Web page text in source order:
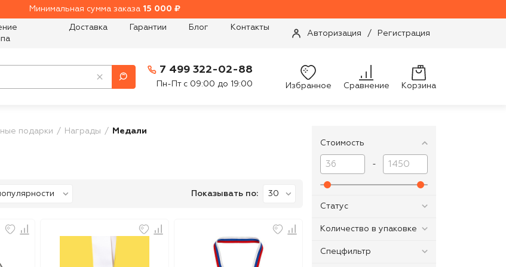
Минимальная сумма заказа 15 000 ₽
Доставка Гарантии Блог Контакты
Авторизация / Регистрация
7 499 322-02-88
Пн-Пт с 09:00 до 19:00 Избранное Сравнение Корзина
подарки Награды Медали
Показывать по:
Стоимость
-
Статус
Количество в упаковке
Спецфильтр